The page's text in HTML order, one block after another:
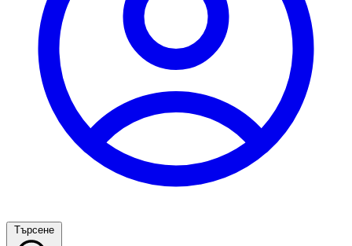
Търсене